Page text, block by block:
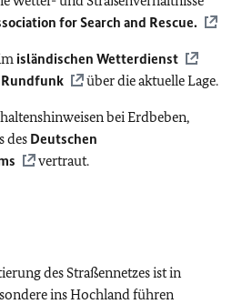
for Search and Rescue.
isländischen Wetterdienst
über die aktuelle Lage.
bei Erdbeben,
des Deutschen
vertraut.
des Straßennetzes ist in
ins Hochland führen